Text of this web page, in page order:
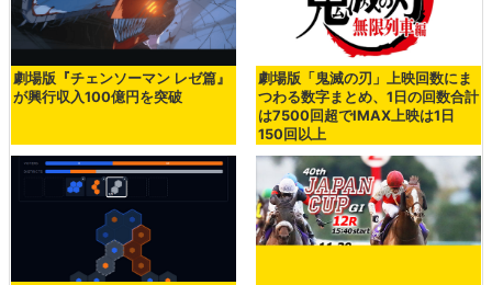
劇場版『チェンソーマン レゼ篇』
が興行収入100億円を突破
劇場版「鬼滅の刃」上映回数にま
つわる数字まとめ、1日の回数合計
は7500回超でIMAX上映は1日
150回以上